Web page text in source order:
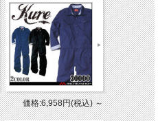
価格:6,958円(税込)～